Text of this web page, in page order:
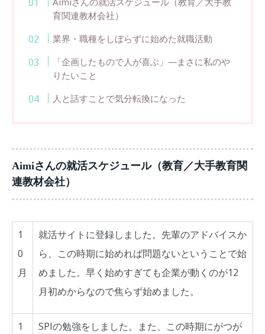
育関連教材会社）
業界・職種をしぼらずに始めた就職活動
「企画したもので人が喜ぶ」―まさに私のや
りたいこと
人と話すことで気分転換になった
Aimiさんの就活スケジュール（教育／大手教育関
連教材会社）
1
0
月
就活サイトに登録しました。先輩のアドバイスか
ら、この時期に始めれば問題ないということで始
めました。早く始めすぎても企業が動くのが12
月初めからなので焦らず始めました。
1
SPIの勉強をしました。また、この時期にがつが